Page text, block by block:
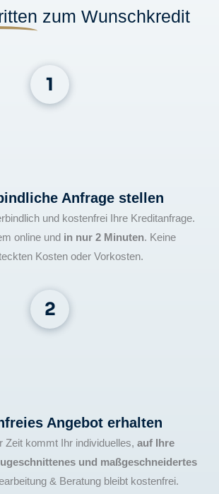
zum Wunschkredit
Anfrage stellen
und kostenfrei Ihre Kreditanfrage.
online und in nur 2 Minuten. Keine
Kosten oder Vorkosten.
Angebot erhalten
Zeit kommt Ihr individuelles, auf Ihre
und maßgeschneidertes
& Beratung bleibt kostenfrei.